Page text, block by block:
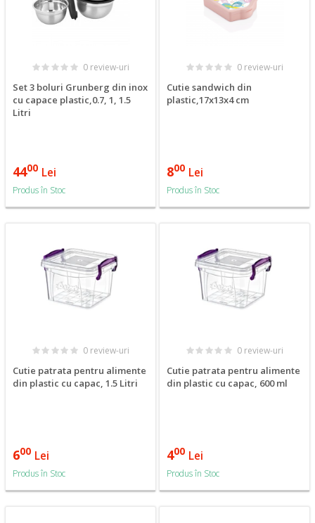
0 review-uri
Set 3 boluri Grunberg din inox
cu capace plastic,0.7, 1, 1.5
Litri
4400 Lei
Produs în Stoc
0 review-uri
Cutie sandwich din
plastic,17x13x4 cm
800 Lei
Produs în Stoc
0 review-uri
Cutie patrata pentru alimente
din plastic cu capac, 1.5 Litri
600 Lei
Produs în Stoc
0 review-uri
Cutie patrata pentru alimente
din plastic cu capac, 600 ml
400 Lei
Produs în Stoc